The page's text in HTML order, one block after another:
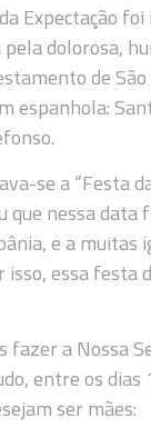
Expectação
dolorosa,
de
se a “Festa
que nessa
e a muitas
essa
fazer a Nossa
entre os
ser mães: